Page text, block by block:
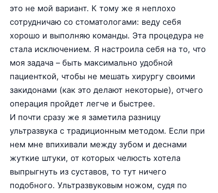
это не мой вариант. К тому же я неплохо
сотрудничаю со стоматологами: веду себя
хорошо и выполняю команды. Эта процедура не
стала исключением. Я настроила себя на то, что
моя задача – быть максимально удобной
пациенткой, чтобы не мешать хирургу своими
закидонами (как это делают некоторые), отчего
операция пройдет легче и быстрее.
И почти сразу же я заметила разницу
ультразвука с традиционным методом. Если при
нем мне впихивали между зубом и деснами
жуткие штуки, от которых челюсть хотела
выпрыгнуть из суставов, то тут ничего
подобного. Ультразвуковым ножом, судя по